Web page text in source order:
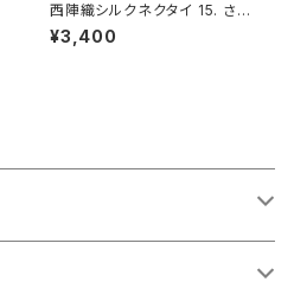
西陣織シルクネクタイ 15. さくら
花・小紋柄 - FORTUNA Toky
o レンタル
¥3,400